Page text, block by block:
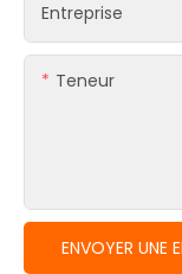
Entreprise
Teneur
ENVOYER UNE